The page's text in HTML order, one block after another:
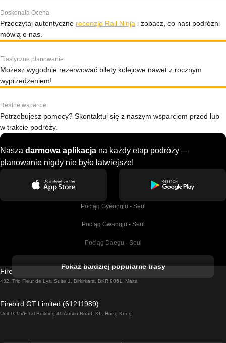
Doskonała Ocena
Przeczytaj autentyczne recenzje Rail Ninja i zobacz, co nasi podróżni
mówią o nas.
Elastyczne planowanie
Możesz wygodnie rezerwować bilety kolejowe nawet z rocznym
wyprzedzeniem!
Realne wsparcie
Potrzebujesz pomocy? Skontaktuj się z naszym wsparciem przed lub
w trakcie podróży.
Nasza darmowa aplikacja na każdy etap podróży —
planowanie nigdy nie było łatwiejsze!
Pociąg Gyeongju - Seul
Pociąg Gwangju - Seul
Pociąg Daegu - Seul
Pociąg Dublin - Galway
Pociąg Rzym - Neapol
Pokaż bardziej popularne trasy
Firebird GT Limited (OC 1451)
432, Triq Fleur de Lys, Suite 1, Birkirkara, BKR 9061, Malta
Firebird GT Limited (61211989)
Unit G 15/F Tal Building 49 Austin Road, KL, Hong Kong